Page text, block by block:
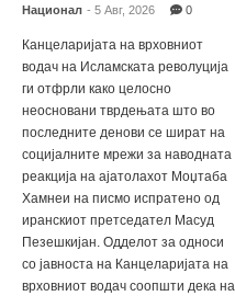
Национал - 5 Авг, 2026 0
Канцеларијата на врховниот
водач на Исламската револуција
ги отфрли како целосно
неосновани тврдењата што во
последните денови се шират на
социјалните мрежи за наводната
реакција на ајатолахот Моџтаба
Хамнеи на писмо испратено од
иранскиот претседател Масуд
Пезешкијан. Одделот за односи
со јавноста на Канцеларијата на
врховниот водач соопшти дека на